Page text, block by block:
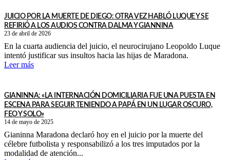
JUICIO POR LA MUERTE DE DIEGO: OTRA VEZ HABLÓ LUQUE Y SE
REFIRIÓ A LOS AUDIOS CONTRA DALMA Y GIANNINA
23 de abril de 2026
En la cuarta audiencia del juicio, el neurocirujano Leopoldo Luque
intentó justificar sus insultos hacia las hijas de Maradona.
Leer más
GIANINNA: «LA INTERNACIÓN DOMICILIARIA FUE UNA PUESTA EN
ESCENA PARA SEGUIR TENIENDO A PAPÁ EN UN LUGAR OSCURO,
FEO Y SOLO»
14 de mayo de 2025
Gianinna Maradona declaró hoy en el juicio por la muerte del
célebre futbolista y responsabilizó a los tres imputados por la
modalidad de atención...